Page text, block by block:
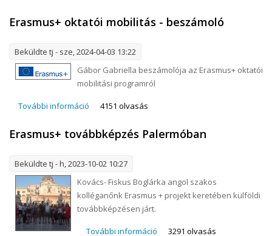
Erasmus+ oktatói mobilitás - beszámoló
Beküldte tj - sze, 2024-04-03 13:22
Gábor Gabriella beszámolója az Erasmus+ oktatói
mobilitási programról
További információ Erasmus+ oktatói mobilitás - beszámoló
4151 olvasás
Erasmus+ továbbképzés Palermóban
Beküldte tj - h, 2023-10-02 10:27
Kovács- Fiskus Boglárka angol szakos
kolléganőnk Erasmus + projekt keretében külföldi
továbbképzésen járt.
További információ Erasmus+ továbbképzés
3291 olvasás